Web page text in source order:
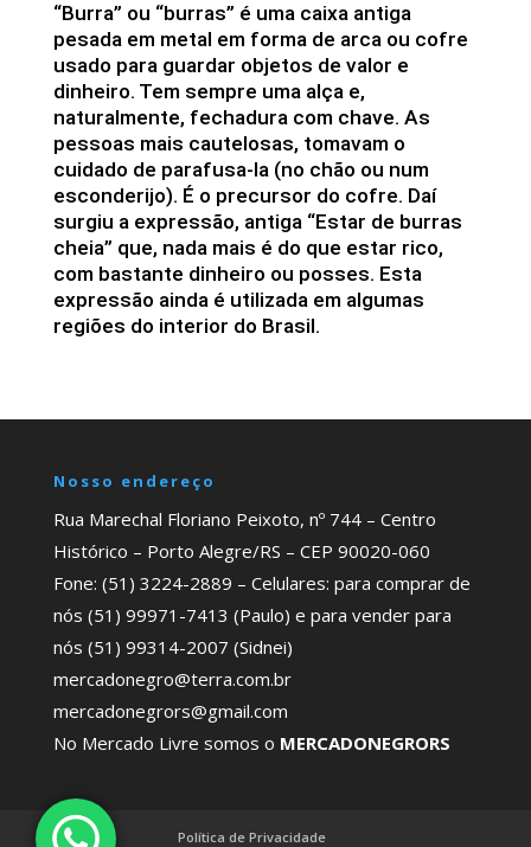
“Burra” ou “burras” é uma caixa antiga
pesada em metal em forma de arca ou cofre
usado para guardar objetos de valor e
dinheiro. Tem sempre uma alça e,
naturalmente, fechadura com chave. As
pessoas mais cautelosas, tomavam o
cuidado de parafusa-la (no chão ou num
esconderijo). É o precursor do cofre. Daí
surgiu a expressão, antiga “Estar de burras
cheia” que, nada mais é do que estar rico,
com bastante dinheiro ou posses. Esta
expressão ainda é utilizada em algumas
regiões do interior do Brasil.
Nosso endereço
Rua Marechal Floriano Peixoto, nº 744 – Centro
Histórico – Porto Alegre/RS – CEP 90020-060
Fone: (51) 3224-2889 – Celulares: para comprar de
nós (51) 99971-7413 (Paulo) e para vender para
nós (51) 99314-2007 (Sidnei)
mercadonegro@terra.com.br
mercadonegrors@gmail.com
No Mercado Livre somos o MERCADONEGRORS
Política de Privacidade